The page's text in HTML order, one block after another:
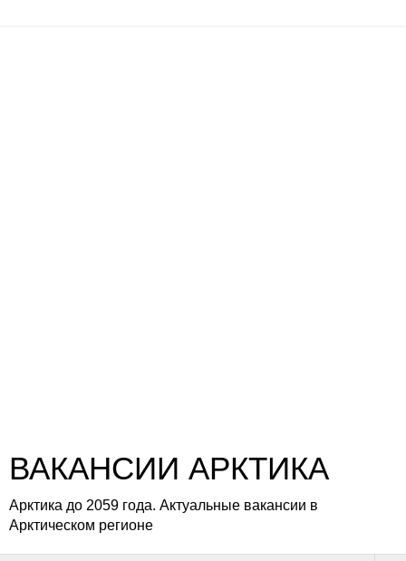
ВАКАНСИИ АРКТИКА
Арктика до 2059 года. Актуальные вакансии в
Арктическом регионе